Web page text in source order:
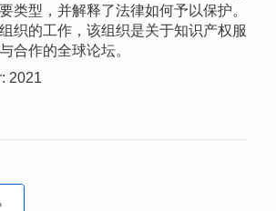
类型，并解释了法律如何予以保护。
织的工作，该组织是关于知识产权服
合作的全球论坛。
2021